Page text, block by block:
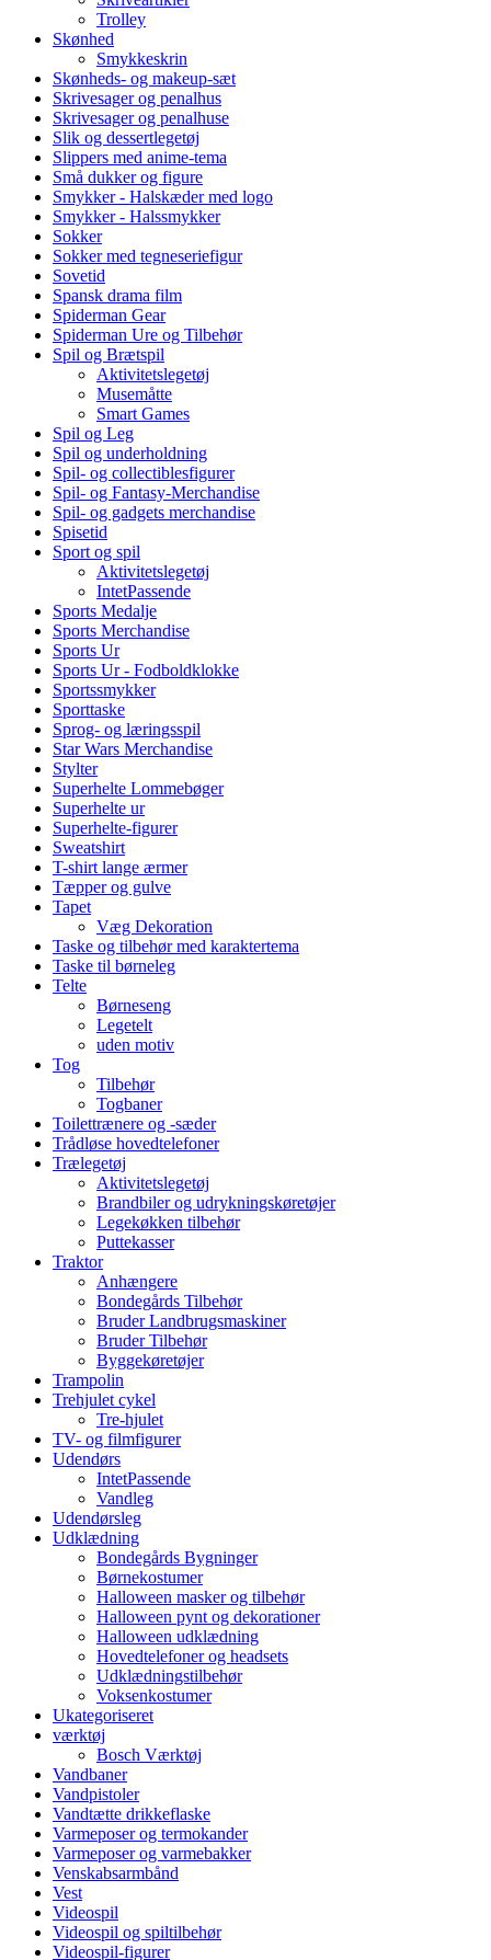
Trolley
Skønhed
Smykkeskrin
Skønheds- og makeup-sæt
Skrivesager og penalhus
Skrivesager og penalhuse
Slik og dessertlegetøj
Slippers med anime-tema
Små dukker og figure
Smykker - Halskæder med logo
Smykker - Halssmykker
Sokker
Sokker med tegneseriefigur
Sovetid
Spansk drama film
Spiderman Gear
Spiderman Ure og Tilbehør
Spil og Brætspil
Aktivitetslegetøj
Musemåtte
Smart Games
Spil og Leg
Spil og underholdning
Spil- og collectiblesfigurer
Spil- og Fantasy-Merchandise
Spil- og gadgets merchandise
Spisetid
Sport og spil
Aktivitetslegetøj
IntetPassende
Sports Medalje
Sports Merchandise
Sports Ur
Sports Ur - Fodboldklokke
Sportssmykker
Sporttaske
Sprog- og læringsspil
Star Wars Merchandise
Stylter
Superhelte Lommebøger
Superhelte ur
Superhelte-figurer
Sweatshirt
T-shirt lange ærmer
Tæpper og gulve
Tapet
Væg Dekoration
Taske og tilbehør med karaktertema
Taske til børneleg
Telte
Børneseng
Legetelt
uden motiv
Tog
Tilbehør
Togbaner
Toilettrænere og -sæder
Trådløse hovedtelefoner
Trælegetøj
Aktivitetslegetøj
Brandbiler og udrykningskøretøjer
Legekøkken tilbehør
Puttekasser
Traktor
Anhængere
Bondegårds Tilbehør
Bruder Landbrugsmaskiner
Bruder Tilbehør
Byggekøretøjer
Trampolin
Trehjulet cykel
Tre-hjulet
TV- og filmfigurer
Udendørs
IntetPassende
Vandleg
Udendørsleg
Udklædning
Bondegårds Bygninger
Børnekostumer
Halloween masker og tilbehør
Halloween pynt og dekorationer
Halloween udklædning
Hovedtelefoner og headsets
Udklædningstilbehør
Voksenkostumer
Ukategoriseret
værktøj
Bosch Værktøj
Vandbaner
Vandpistoler
Vandtætte drikkeflaske
Varmeposer og termokander
Varmeposer og varmebakker
Venskabsarmbånd
Vest
Videospil
Videospil og spiltilbehør
Videospil-figurer